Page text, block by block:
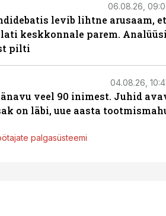
06.08.26,
levib lihtne arusaam, et
keskkonnale parem.
pilti
04.08.26,
veel 90 inimest. Juhid
on läbi, uue aasta
palgasüsteemi